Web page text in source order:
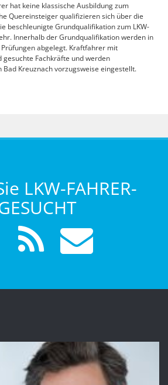
hat keine klassische Ausbildung zum
Quereinsteiger qualifizieren sich über die
beschleunigte Grundqualifikation zum LKW-
Innerhalb der Grundqualifikation werden in
abgelegt. Kraftfahrer mit
gesuchte Fachkräfte und werden
Kreuznach vorzugsweise eingestellt.
LKW-FAHRER-